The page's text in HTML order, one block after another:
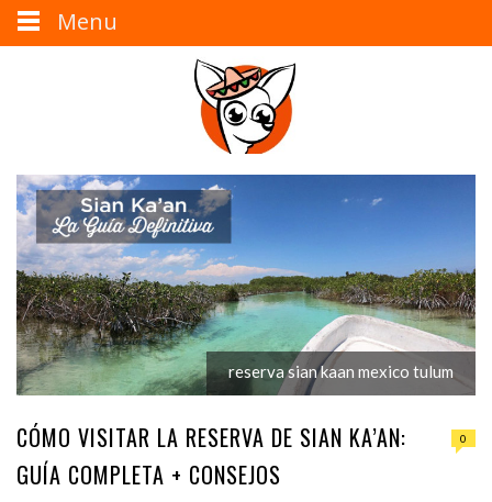
reserva sian kaan mexico tulum
CÓMO VISITAR LA RESERVA DE SIAN KA’AN:
GUÍA COMPLETA + CONSEJOS
0
Menu